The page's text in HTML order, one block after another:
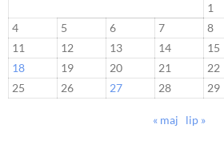
1
4
5 6 7 8
11
12 13 14 15
18
19 20 21 22
25
26 27 28 29
« maj lip »